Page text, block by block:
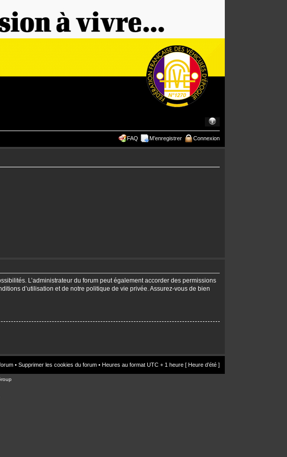
FAQ M’enregistrer Connexion
L’administrateur du forum peut également accorder des permissions
d’utilisation et de notre politique de vie privée. Assurez-vous de bien
• Supprimer les cookies du forum • Heures au format UTC + 1 heure [ Heure d’été ]